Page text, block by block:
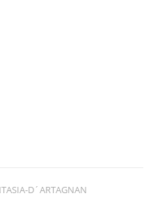
D´ARTAGNAN